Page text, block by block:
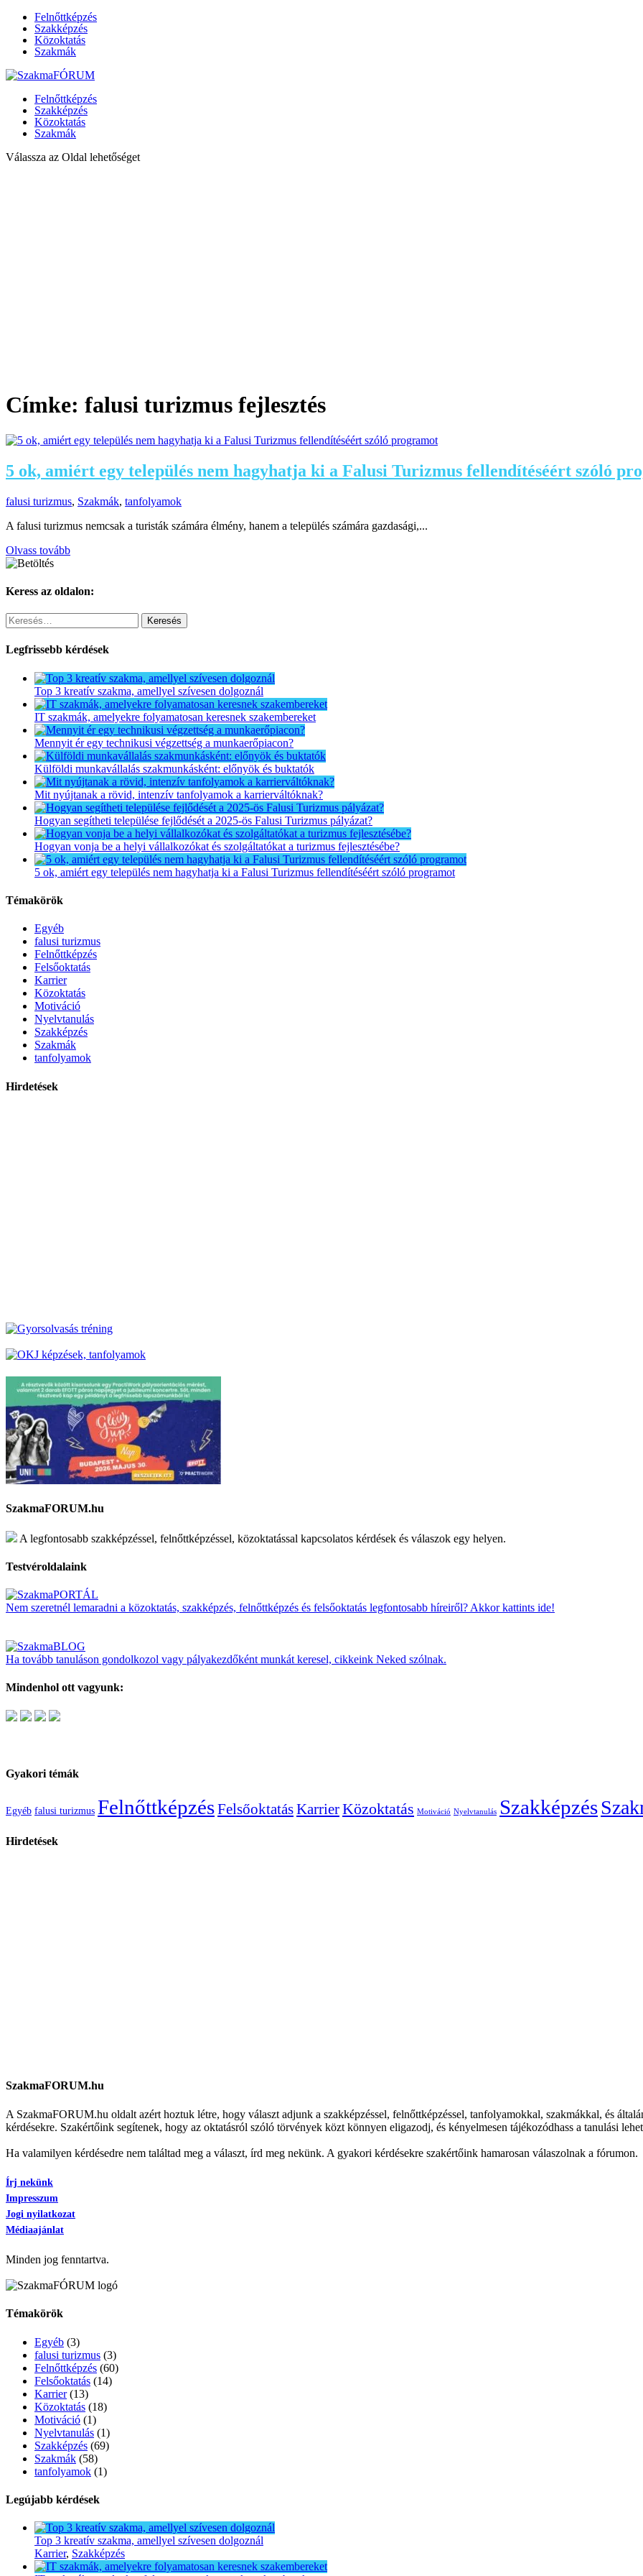
Felnőttképzés
Szakképzés
Közoktatás
Szakmák
Felnőttképzés
Szakképzés
Közoktatás
Szakmák
Válassza az Oldal lehetőséget
Címke: falusi turizmus fejlesztés
5 ok, amiért egy település nem hagyhatja ki a Falusi Turizmus fellendítéséért szóló
falusi turizmus, Szakmák, tanfolyamok
A falusi turizmus nemcsak a turisták számára élmény, hanem a település számára gazdasági,...
Olvass tovább
Keress az oldalon:
Keresés:
Legfrissebb kérdések
Top 3 kreatív szakma, amellyel szívesen dolgoznál
IT szakmák, amelyekre folyamatosan keresnek szakembereket
Mennyit ér egy technikusi végzettség a munkaerőpiacon?
Külföldi munkavállalás szakmunkásként: előnyök és buktatók
Mit nyújtanak a rövid, intenzív tanfolyamok a karrierváltóknak?
Hogyan segítheti települése fejlődését a 2025-ös Falusi Turizmus pályázat?
Hogyan vonja be a helyi vállalkozókat és szolgáltatókat a turizmus fejlesztésébe?
5 ok, amiért egy település nem hagyhatja ki a Falusi Turizmus fellendítéséért szóló programot
Témakörök
Egyéb
falusi turizmus
Felnőttképzés
Felsőoktatás
Karrier
Közoktatás
Motiváció
Nyelvtanulás
Szakképzés
Szakmák
tanfolyamok
Hirdetések
SzakmaFORUM.hu
A legfontosabb szakképzéssel, felnőttképzéssel, közoktatással kapcsolatos kérdések és válaszok egy helyen.
Testvéroldalaink
Nem szeretnél lemaradni a közoktatás, szakképzés, felnőttképzés és felsőoktatás legfontosabb híreiről? Akkor kattints ide!
Ha tovább tanuláson gondolkozol vagy pályakezdőként munkát keresel, cikkeink Neked szólnak.
Mindenhol ott vagyunk:
Gyakori témák
Egyéb falusi turizmus FelnőttképzésFelsőoktatásKarrierKözoktatás Motiváció Nyelvtanulás Szakképzés
Hirdetések
SzakmaFORUM.hu
A SzakmaFORUM.hu oldalt azért hoztuk létre, hogy választ adjunk a szakképzéssel, felnőttképzéssel, tanfolyamokkal, szakmákkal, és
kérdésekre. Szakértőink segítenek, hogy az oktatásról szóló törvények közt könnyen eligazodj, és kényelmesen tájékozódhass a tanulási
Ha valamilyen kérdésedre nem találtad meg a választ, írd meg nekünk. A gyakori kérdésekre szakértőink hamarosan válaszolnak a fórumon.
Írj nekünk
Impresszum
Jogi nyilatkozat
Médiaajánlat
Minden jog fenntartva.
Témakörök
Egyéb (3)
falusi turizmus (3)
Felnőttképzés (60)
Felsőoktatás (14)
Karrier(13)
Közoktatás (18)
Motiváció (1)
Nyelvtanulás (1)
Szakképzés (69)
Szakmák (58)
tanfolyamok (1)
Legújabb kérdések
Top 3 kreatív szakma, amellyel szívesen dolgoznál
Karrier, Szakképzés